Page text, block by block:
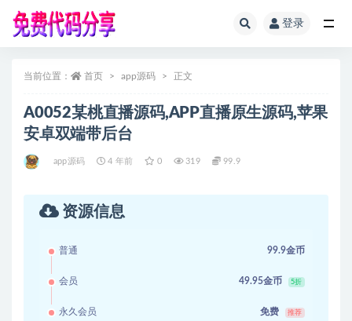
登录
当前位置： 首页 app源码 正文
A0052某桃直播源码,APP直播原生源码,苹果
安卓双端带后台
app源码 4 年前 0 319 99.9
资源信息
普通 99.9金币
会员 49.95金币 5折
永久会员 免费 推荐